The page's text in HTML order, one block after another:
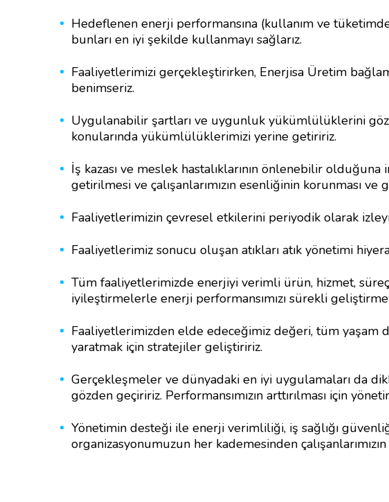
Hedeflenen enerji performansına (kullanım ve
bunları en iyi şekilde kullanmayı sağlarız.
Faaliyetlerimizi gerçekleştirirken, Enerjisa Üretim
benimseriz.
Uygulanabilir şartları ve uygunluk yükümlülüklerini
konularında yükümlülüklerimizi yerine getiririz.
İş kazası ve meslek hastalıklarının önlenebilir
getirilmesi ve çalışanlarımızın esenliğinin korunması
Faaliyetlerimizin çevresel etkilerini periyodik olarak
Faaliyetlerimiz sonucu oluşan atıkları atık yönetimi
Tüm faaliyetlerimizde enerjiyi verimli ürün, hizmet,
iyileştirmelerle enerji performansımızı sürekli
Faaliyetlerimizden elde edeceğimiz değeri, tüm yaşam
yaratmak için stratejiler geliştiririz.
Gerçekleşmeler ve dünyadaki en iyi uygulamaları da
gözden geçiririz. Performansımızın arttırılması için
Yönetimin desteği ile enerji verimliliği, iş sağlığı
organizasyonumuzun her kademesinden çalışanlarımızın